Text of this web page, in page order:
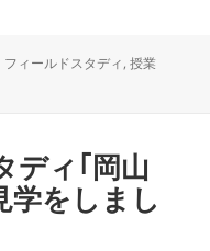
カ
フィールドスタディ,授業
視察 に
ディ｢岡山
学をしまし